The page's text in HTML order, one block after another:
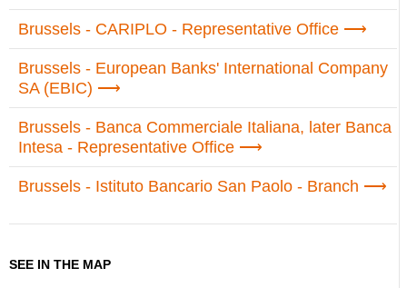
Brussels - CARIPLO - Representative Office
Brussels - European Banks' International Company
SA (EBIC)
Brussels - Banca Commerciale Italiana, later Banca
Intesa - Representative Office
Brussels - Istituto Bancario San Paolo - Branch
SEE IN THE MAP